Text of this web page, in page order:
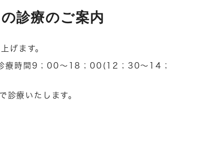
診療のご案内
げます。
療時間9；00～18；00(12；30～14；
療いたします。